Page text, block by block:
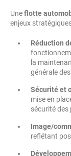
Uneflotte
enjeux
Réduction
la
générale
Sécurité et
mise en
sécurité des
Image/
reflétant